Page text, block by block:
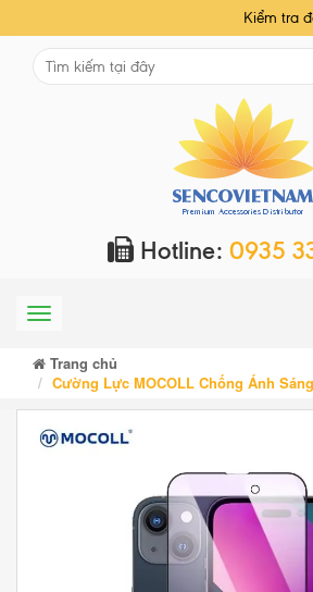
Kiểm tra
Hotline: 0935
Menu
Trang chủ
Cường Lực MOCOLL Chống Ánh